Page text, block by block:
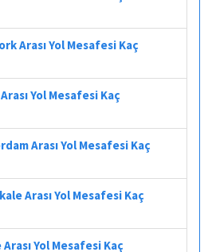
Arası Yol Mesafesi Kaç
Yol Mesafesi Kaç
Arası Yol Mesafesi Kaç
Arası Yol Mesafesi Kaç
Yol Mesafesi Kaç